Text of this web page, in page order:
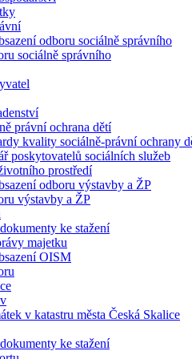
odboru sociálně správního
sociálně správního
právní ochrana dětí
kvality sociálně-právní ochrany
poskytovatelů sociálních služeb
prostředí
odboru výstavby a ŽP
výstavby a ŽP
ke stažení
majetku
OISM
v katastru města Česká Skalice
ke stažení